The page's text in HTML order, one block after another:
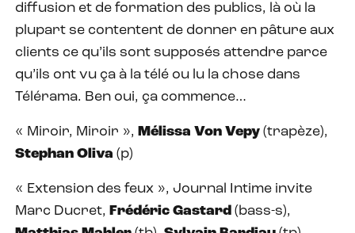
diffusion et de formation des publics, là où la
plupart se contentent de donner en pâture aux
clients ce qu’ils sont supposés attendre parce
qu’ils ont vu ça à la télé ou lu la chose dans
Télérama. Ben oui, ça commence…
« Miroir, Miroir », Mélissa Von Vepy (trapèze),
Stephan Oliva (p)
« Extension des feux », Journal Intime invite
Marc Ducret, Frédéric Gastard (bass-s),